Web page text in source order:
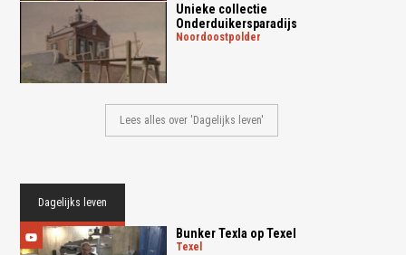
Unieke collectie
Onderduikersparadijs
noordoostpolder
Lees alles over 'Dagelijks leven'
Dagelijks leven
Bunker Texla op Texel
texel